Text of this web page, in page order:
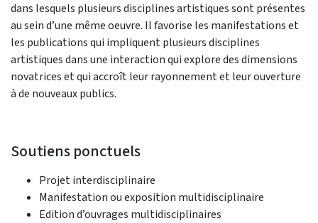
dans lesquels plusieurs disciplines artistiques sont présentes
au sein d’une même oeuvre. Il favorise les manifestations et
les publications qui impliquent plusieurs disciplines
artistiques dans une interaction qui explore des dimensions
novatrices et qui accroît leur rayonnement et leur ouverture
à de nouveaux publics.
Soutiens ponctuels
Projet interdisciplinaire
Manifestation ou exposition multidisciplinaire
Edition d’ouvrages multidisciplinaires